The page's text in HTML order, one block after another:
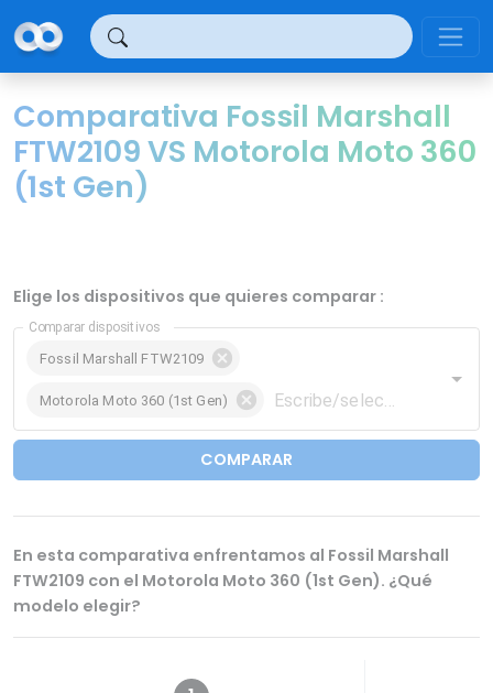
Comparativa Fossil Marshall
FTW2109 VS Motorola Moto 360
(1st Gen)
Elige los dispositivos que quieres comparar :
Comparar dispositivos
Fossil Marshall FTW2109
Motorola Moto 360 (1st Gen)
COMPARAR
En esta comparativa enfrentamos al Fossil Marshall
FTW2109 con el Motorola Moto 360 (1st Gen). ¿Qué
modelo elegir?
Panel de gestión de cookies